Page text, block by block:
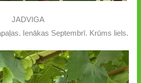
JADVIGA
Ienākas Septembrī. Krūms liels.